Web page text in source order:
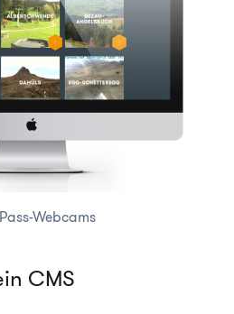
Webcams
CMS